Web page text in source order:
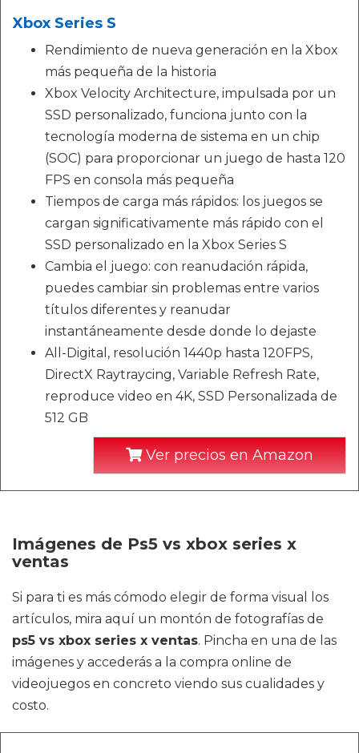
Xbox Series S
Rendimiento de nueva generación en la Xbox
más pequeña de la historia
Xbox Velocity Architecture, impulsada por un
SSD personalizado, funciona junto con la
tecnología moderna de sistema en un chip
(SOC) para proporcionar un juego de hasta 120
FPS en consola más pequeña
Tiempos de carga más rápidos: los juegos se
cargan significativamente más rápido con el
SSD personalizado en la Xbox Series S
Cambia el juego: con reanudación rápida,
puedes cambiar sin problemas entre varios
títulos diferentes y reanudar
instantáneamente desde donde lo dejaste
All-Digital, resolución 1440p hasta 120FPS,
DirectX Raytraycing, Variable Refresh Rate,
reproduce video en 4K, SSD Personalizada de
512 GB
Ver precios en Amazon
Imágenes de Ps5 vs xbox series x
ventas
Si para ti es más cómodo elegir de forma visual los
artículos, mira aquí un montón de fotografías de
ps5 vs xbox series x ventas. Pincha en una de las
imágenes y accederás a la compra online de
videojuegos en concreto viendo sus cualidades y
costo.